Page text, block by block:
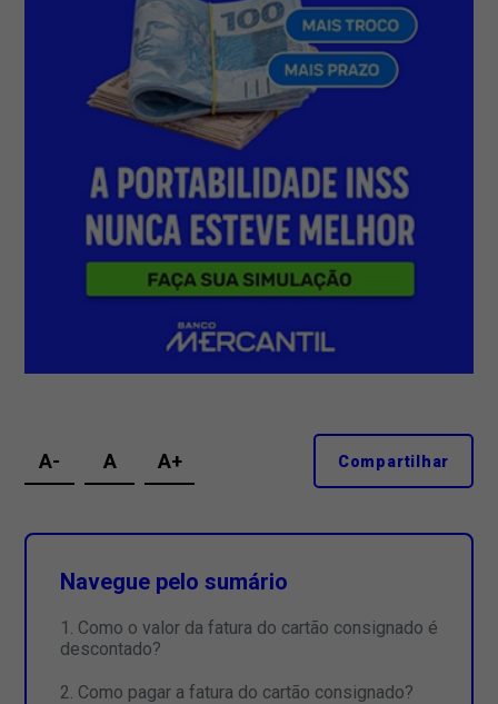
A- A A+ Compartilhar
Navegue pelo sumário
Como o valor da fatura do cartão consignado é
descontado?
Como pagar a fatura do cartão consignado?